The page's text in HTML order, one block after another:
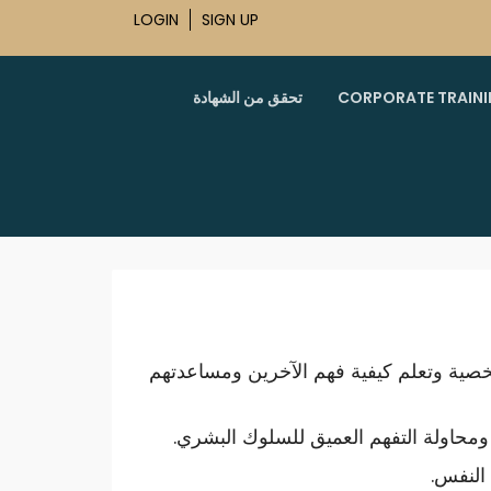
LOGIN SIGN UP
CORPORATE تحقق من الشهادة
وتعلم كيفية فهم الآخرين ومساعدتهم
التفهم العميق للسلوك البشري.
النفس.